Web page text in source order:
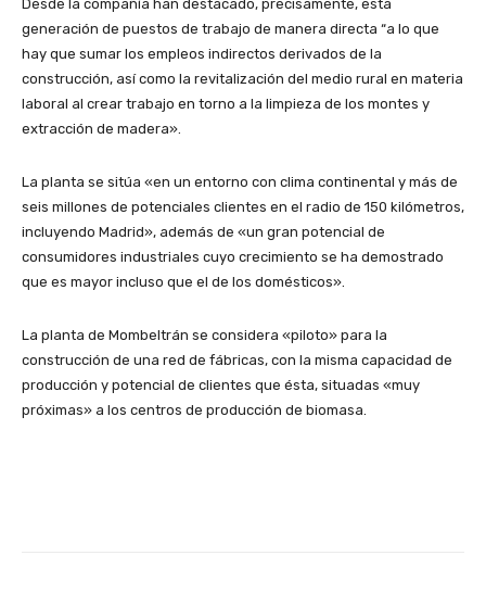
Desde la compañía han destacado, precisamente, esta
generación de puestos de trabajo de manera directa “a lo que
hay que sumar los empleos indirectos derivados de la
construcción, así como la revitalización del medio rural en materia
laboral al crear trabajo en torno a la limpieza de los montes y
extracción de madera».
La planta se sitúa «en un entorno con clima continental y más de
seis millones de potenciales clientes en el radio de 150 kilómetros,
incluyendo Madrid», además de «un gran potencial de
consumidores industriales cuyo crecimiento se ha demostrado
que es mayor incluso que el de los domésticos».
La planta de Mombeltrán se considera «piloto» para la
construcción de una red de fábricas, con la misma capacidad de
producción y potencial de clientes que ésta, situadas «muy
próximas» a los centros de producción de biomasa.